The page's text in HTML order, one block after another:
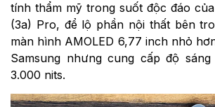
tính thẩm mỹ trong suốt độc đáo
(3a) Pro, để lộ phần nội thất bên
màn hình AMOLED 6,77 inch nhỏ
Samsung nhưng cung cấp độ
3.000 nits.